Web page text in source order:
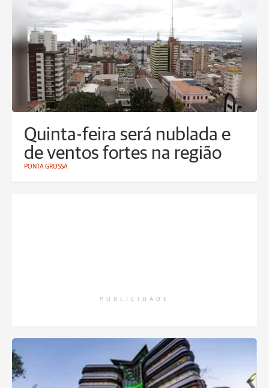
Quinta-feira será nublada e
de ventos fortes na região
PONTA GROSSA
PUBLICIDADE